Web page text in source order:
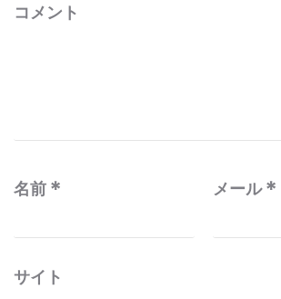
コメント
名前 * メール*
サイト